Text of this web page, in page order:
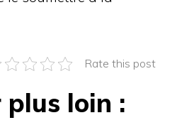
Rate this post
plus loin :